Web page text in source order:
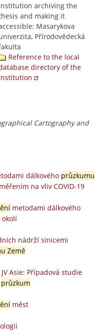
archiving the
and making it
Masarykova
Přírodovědecká
Reference to the local
directory of the
Cartography and
dálkového průzkumu
na vliv COVID-19
metodami dálkového
nádrží sinicemi
Země
Asie: Případová studie
průzkum
měst